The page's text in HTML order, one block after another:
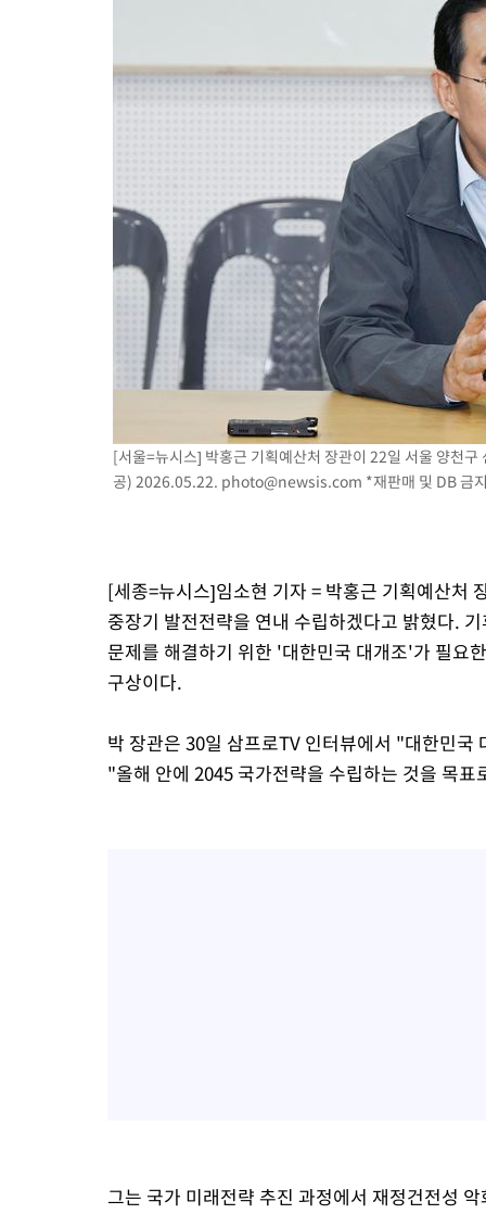
[서울=뉴시스] 박홍근 기획예산처 장관이 22일 서울 양천
공) 2026.05.22. photo@newsis.com *재판매 및 DB 금
[세종=뉴시스]임소현 기자 = 박홍근 기획예산처
중장기 발전전략을 연내 수립하겠다고 밝혔다.
문제를 해결하기 위한 '대한민국 대개조'가 필요
구상이다.
박 장관은 30일 삼프로TV 인터뷰에서 "대한민
"올해 안에 2045 국가전략을 수립하는 것을 목
그는 국가 미래전략 추진 과정에서 재정건전성